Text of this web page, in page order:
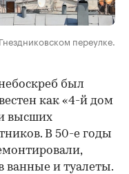
переулке.
был
как «4-й дом
высших
В 50-е годы
ванные и туалеты.